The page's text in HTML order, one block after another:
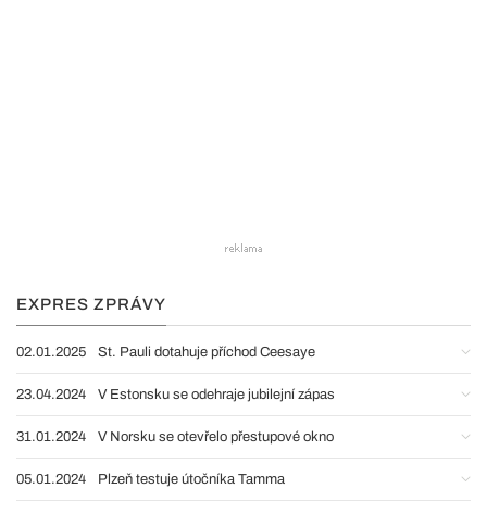
EXPRES ZPRÁVY
02.01.2025 St. Pauli dotahuje příchod Ceesaye
23.04.2024 V Estonsku se odehraje jubilejní zápas
31.01.2024 V Norsku se otevřelo přestupové okno
05.01.2024 Plzeň testuje útočníka Tamma